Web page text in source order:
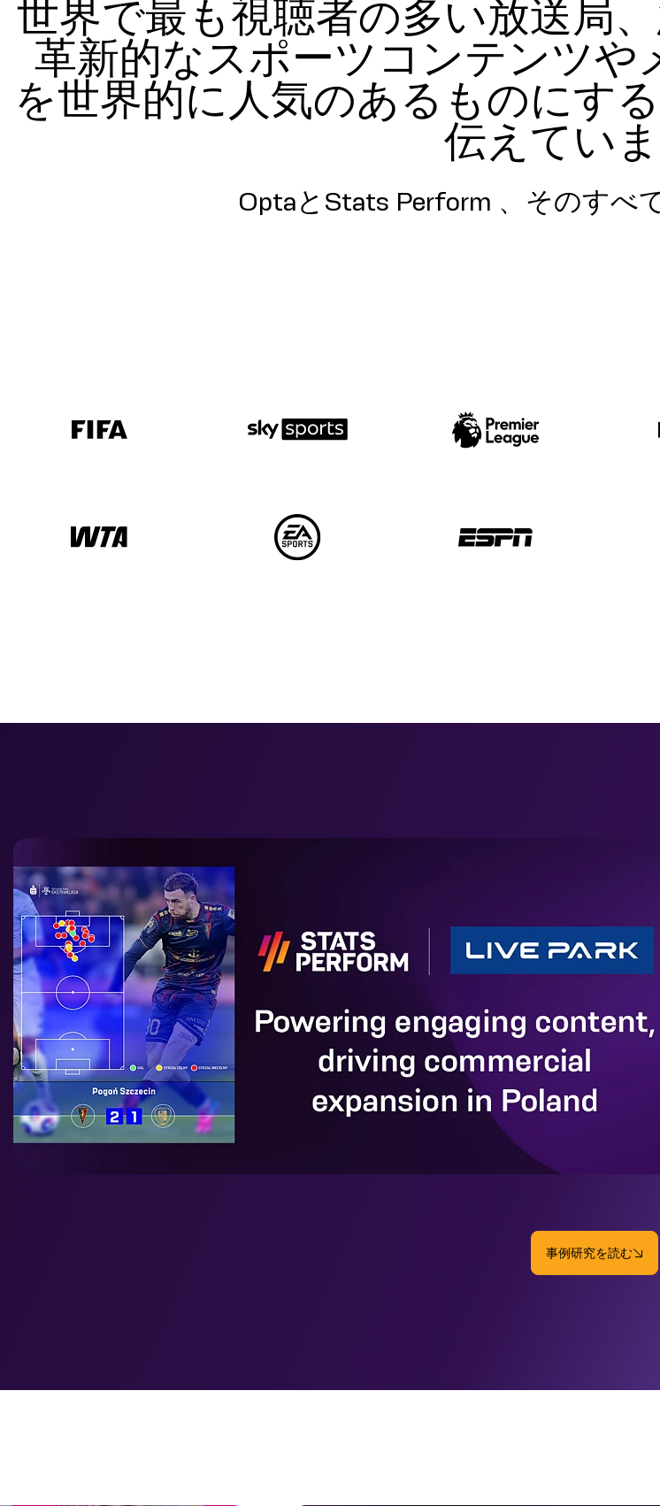
世界で最も視聴者の多い放送局
革新的なスポーツコンテンツや
を世界的に人気のあるものにす
伝えていま
OptaとStats Perform 、そのすべ
事例研究を読む